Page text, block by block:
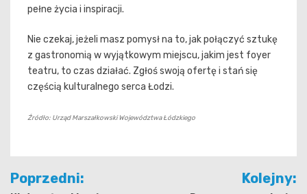
pełne życia i inspiracji.
Nie czekaj, jeżeli masz pomysł na to, jak połączyć sztukę
z gastronomią w wyjątkowym miejscu, jakim jest foyer
teatru, to czas działać. Zgłoś swoją ofertę i stań się
częścią kulturalnego serca Łodzi.
Źródło: Urząd Marszałkowski Województwa Łódzkiego
Nawigacja
Poprzedni: Kolejny: